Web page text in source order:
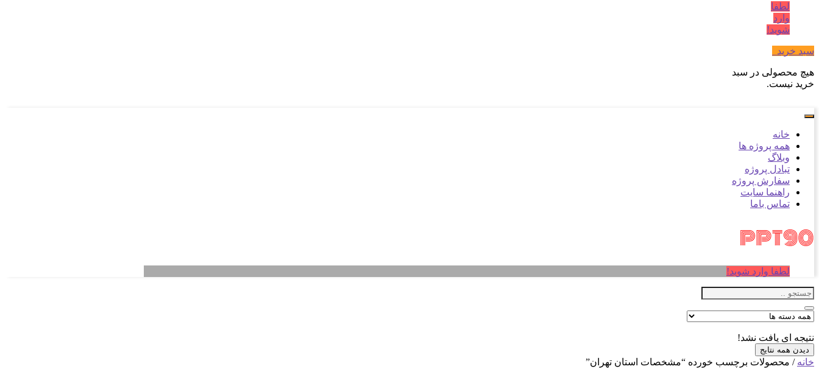
لطفا
وارد
شوید!
سبد خرید
هیچ محصولی در سبد
خرید نیست.
خانه
همه پروژه ها
وبلاگ
تبادل پروژه
سفارش پروژه
راهنما سایت
تماس باما
لطفا وارد شوید!
نتیجه ای یافت نشد!
دیدن همه نتایج
خانه / محصولات برچسب خورده “مشخصات استان تهران”